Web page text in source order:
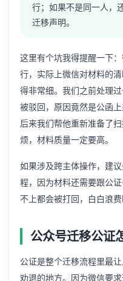
行；如果不是同一人，
迁移声明。
这里有个坑我得提醒一下
行，实际上微信对材料的
得非常细。我们之前处理
被驳回，原因竟然是公函
后来我们帮他重新准备了
烦，材料质量一定要高。
如果涉及跨主体操作，建
程，因为材料还需要跟公
不上都会被打回，白白浪费
公众号迁移公证
公证是整个迁移流程里最
劝退的地方。因为微信要